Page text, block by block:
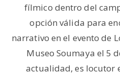
fílmico dentro del
opción válida para
narrativo en el evento de
Museo Soumaya el 5
actualidad, es locutor